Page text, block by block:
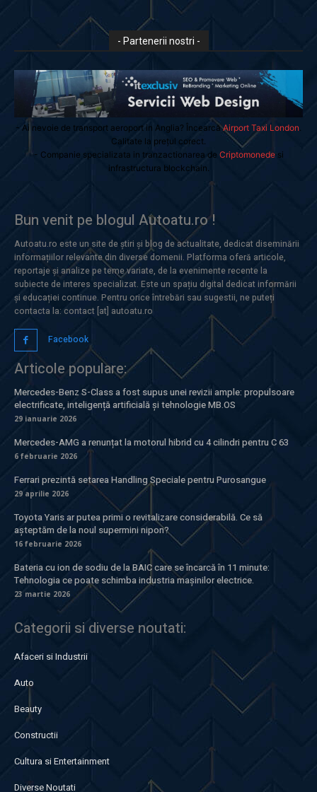
- Partenerii nostri -
- Ai nevoie de transport aeroport in Anglia? ÎncearcăAirport Taxi London
Calitate la prețul corect.
- Companie specializata in tranzactionarea de Criptomonedesi
infrastructura blockchain.
Bun venit pe blogul Autoatu.ro !
Autoatu.ro este un site de știri și blog de actualitate, dedicat diseminării
informațiilor relevante din diverse domenii. Platforma oferă articole,
reportaje și analize pe teme variate, de la evenimente recente la
subiecte de interes specializat. Este un spațiu digital dedicat informării
și educației continue. Pentru orice întrebări sau sugestii, ne puteți
contacta la: contact [at] autoatu.ro
Facebook
Articole populare:
Mercedes-Benz S-Class a fost supus unei revizii ample: propulsoare
electrificate, inteligență artificială și tehnologie MB.OS
29 ianuarie 2026
Mercedes-AMG a renunțat la motorul hibrid cu 4 cilindri pentru C 63
6 februarie 2026
Ferrari prezintă setarea Handling Speciale pentru Purosangue
29 aprilie 2026
Toyota Yaris ar putea primi o revitalizare considerabilă. Ce să
așteptăm de la noul supermini nipon?
16 februarie 2026
Bateria cu ion de sodiu de la BAIC care se încarcă în 11 minute:
Tehnologia ce poate schimba industria mașinilor electrice.
23 martie 2026
Categorii si diverse noutati:
Afaceri si Industrii
Auto
Beauty
Constructii
Cultura si Entertainment
Diverse Noutati